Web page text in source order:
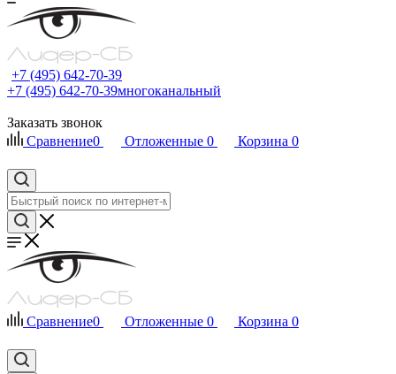
+7 (495) 642-70-39
+7 (495) 642-70-39многоканальный
Заказать звонок
Сравнение0 Отложенные 0 Корзина 0
Сравнение0 Отложенные 0 Корзина 0